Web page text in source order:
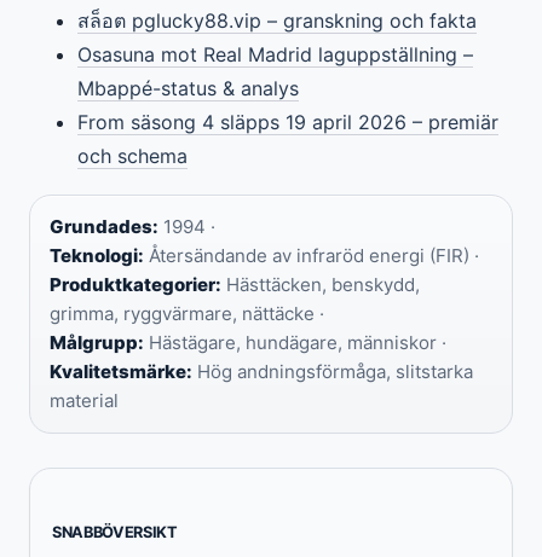
สล็อต pglucky88.vip – granskning och fakta
Osasuna mot Real Madrid laguppställning –
Mbappé-status & analys
From säsong 4 släpps 19 april 2026 – premiär
och schema
Grundades: 1994 ·
Teknologi: Återsändande av infraröd energi (FIR) ·
Produktkategorier: Hästtäcken, benskydd,
grimma, ryggvärmare, nättäcke ·
Målgrupp: Hästägare, hundägare, människor ·
Kvalitetsmärke: Hög andningsförmåga, slitstarka
material
SNABBÖVERSIKT